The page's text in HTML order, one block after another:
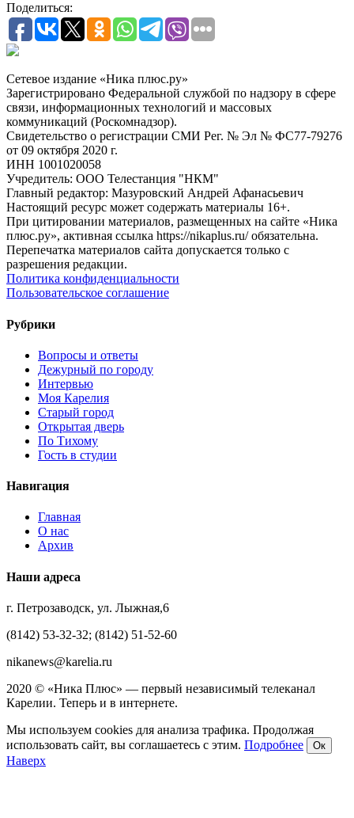
Поделиться:
Сетевое издание «Ника плюс.ру»
Зарегистрировано Федеральной службой по надзору в сфере
связи, информационных технологий и массовых
коммуникаций (Роскомнадзор).
Свидетельство о регистрации СМИ Рег. № Эл № ФС77-79276
от 09 октября 2020 г.
ИНН 1001020058
Учредитель: ООО Телестанция "НКМ"
Главный редактор: Мазуровский Андрей Афанасьевич
Настоящий ресурс может содержать материалы 16+.
При цитировании материалов, размещенных на сайте «Ника
плюс.ру», активная ссылка https://nikaplus.ru/ обязательна.
Перепечатка материалов сайта допускается только с
разрешения редакции.
Политика конфиденциальности
Пользовательское соглашение
Рубрики
Вопросы и ответы
Дежурный по городу
Интервью
Моя Карелия
Старый город
Открытая дверь
По Тихому
Гость в студии
Навигация
Главная
О нас
Архив
Наши адреса
г. Петрозаводск, ул. Лыжная,6
(8142) 53-32-32; (8142) 51-52-60
nikanews@karelia.ru
2020 © «Ника Плюс» — первый независимый телеканал
Карелии. Теперь и в интернете.
Мы используем cookies для анализа трафика. Продолжая
использовать сайт, вы соглашаетесь с этим. Подробнее Ок
Наверх